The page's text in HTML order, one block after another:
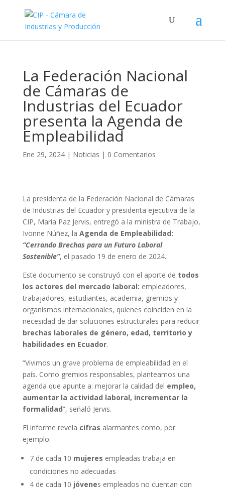
La Federación Nacional
de Cámaras de
Industrias del Ecuador
presenta la Agenda de
Empleabilidad
Ene 29, 2024| Noticias | 0 Comentarios
La presidenta de la Federación Nacional de Cámaras
de Industrias del Ecuador y presidenta ejecutiva de la
CIP, María Paz Jervis, entregó a la ministra de Trabajo,
Ivonne Núñez, la Agenda de Empleabilidad:
“Cerrando Brechas para un Futuro Laboral
Sostenible”, el pasado 19 de enero de 2024.
Este documento se construyó con el aporte de todos
los actores del mercado laboral: empleadores,
trabajadores, estudiantes, academia, gremios y
organismos internacionales, quienes coinciden en la
necesidad de dar soluciones estructurales para reducir
brechas laborales de género, edad, territorio y
habilidades en Ecuador.
“Vivimos un grave problema de empleabilidad en el
país. Como gremios responsables, planteamos una
agenda que apunte a: mejorar la calidad del empleo,
aumentar la actividad laboral, incrementar la
formalidad”, señaló Jervis.
El informe revela cifras alarmantes como, por
ejemplo:
7 de cada 10 mujeres empleadas trabaja en
condiciones no adecuadas
4 de cada 10 jóvenes empleados no cuentan con